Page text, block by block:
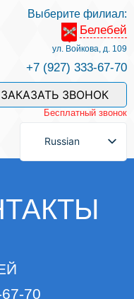
Выберите филиал:
Белебей
ул. Войкова, д. 109
+7 (927) 333-67-70
ЗАКАЗАТЬ ЗВОНОК
Бесплатный звонок
Russian
70